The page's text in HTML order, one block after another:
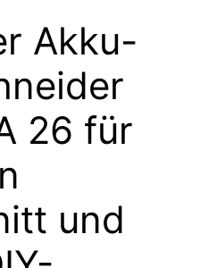
Akku-
26 für
und